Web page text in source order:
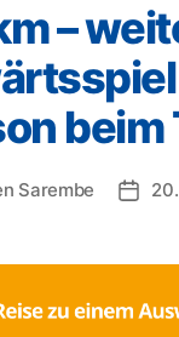
–
beim
Sarembe